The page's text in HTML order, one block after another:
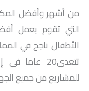
من أشهر وأفضل
التي تقوم بعمل
الأطفال ناجح في
تتعدي20
للمشاريع من جميع